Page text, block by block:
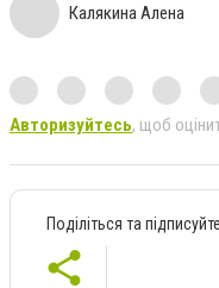
Калякина Алена
Авторизуйтесь, щоб
Поділіться та